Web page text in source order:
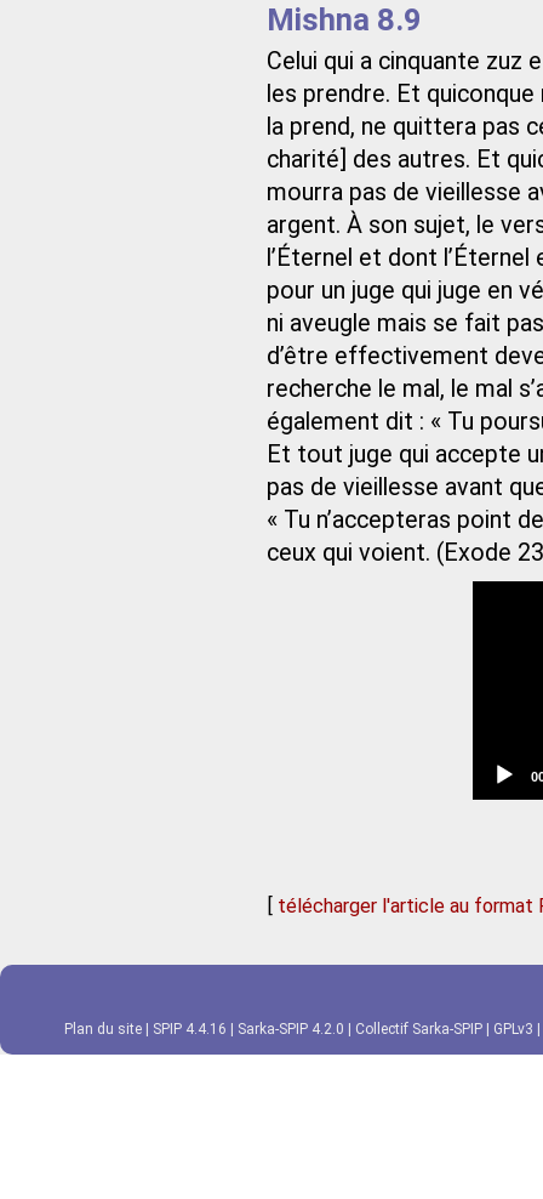
Mishna 8.9
Celui qui a cinquante zuz
les prendre. Et
la prend, ne quittera pas
charité] des autres. Et
mourra pas de vieillesse
argent. À son sujet, le
l’Éternel et dont
pour un juge qui juge en
ni aveugle mais se fait
d’être effectivement
recherche le mal, le mal
également dit : « Tu
Et tout juge qui accepte
pas de vieillesse avant
« Tu n’accepteras point
ceux qui voient. (Exode
[ télécharger l'article au format
Plan du site | SPIP 4.4.16 | Sarka-SPIP 4.2.0 | Collectif Sarka-SPIP | GPLv3 |